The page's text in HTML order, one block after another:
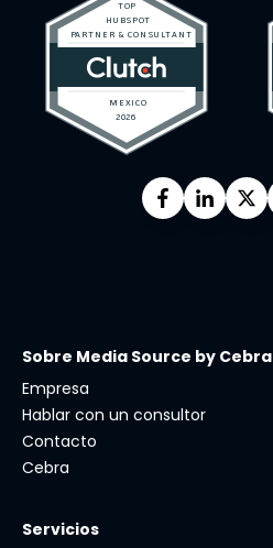
Sobre Media Source by Cebra
Empresa
Hablar con un consultor
Contacto
Cebra
Servicios